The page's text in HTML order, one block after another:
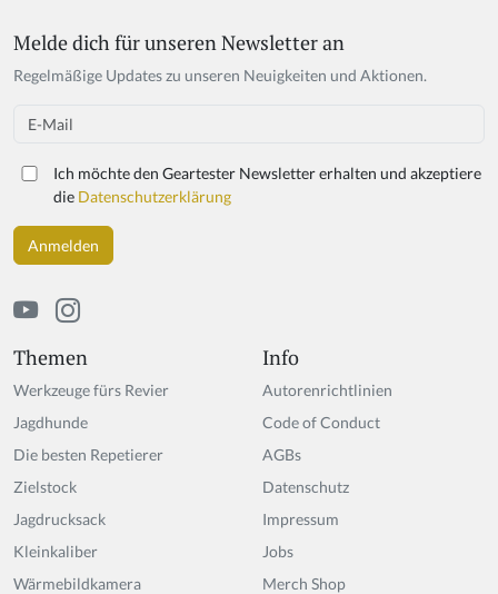
Themen
Werkzeuge fürs Revier
Jagdhunde
Die besten Repetierer
Zielstock
Jagdrucksack
Kleinkaliber
Wärmebildkamera
Info
Autorenrichtlinien
Code of Conduct
AGBs
Datenschutz
Impressum
Jobs
Merch Shop
Melde dich für unseren Newsletter an
Regelmäßige Updates zu unseren Neuigkeiten und Aktionen.
Email
Ich möchte den Geartester Newsletter erhalten und akzeptiere
die Datenschutzerklärung